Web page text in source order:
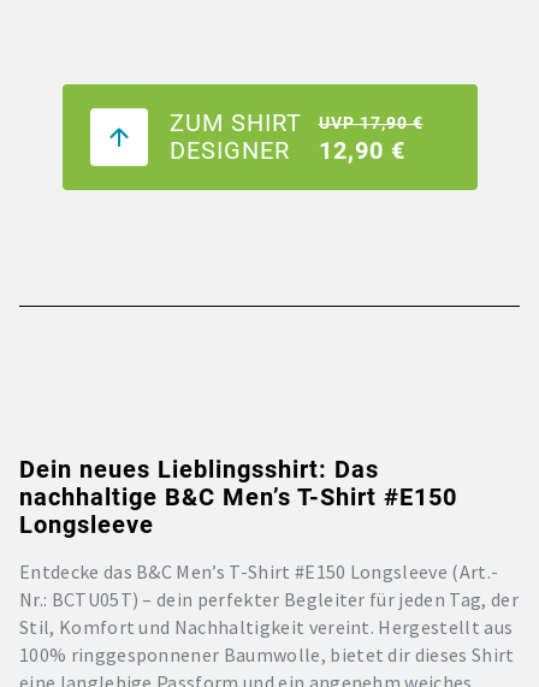
ZUM SHIRT
DESIGNER
UVP 17,90 €
12,90 €
Dein neues Lieblingsshirt: Das
nachhaltige B&C Men’s T-Shirt #E150
Longsleeve
Entdecke das B&C Men’s T-Shirt #E150 Longsleeve (Art.-
Nr.: BCTU05T) – dein perfekter Begleiter für jeden Tag, der
Stil, Komfort und Nachhaltigkeit vereint. Hergestellt aus
100% ringgesponnener Baumwolle, bietet dir dieses Shirt
eine langlebige Passform und ein angenehm weiches